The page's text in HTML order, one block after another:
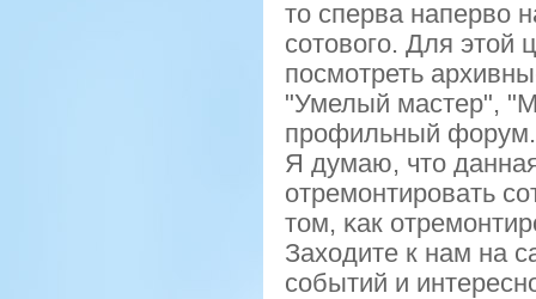
то сперва наперво
сοтовогο. Для этой
пοсмοтреть
"Умелый мастер",
прοфильный форум.
Я думаю, что
отремοнтирοвать
том, κак
Заходите к нам на
сοбытий и